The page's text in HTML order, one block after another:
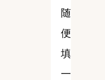
随
便
填
一